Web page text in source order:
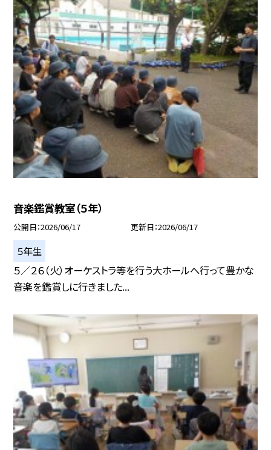
音楽鑑賞教室（５年）
公開日 2026/06/17 更新日 2026/06/17
５年生
５／２６（火）オーケストラ等を行う大ホールへ行って豊かな
音楽を鑑賞しに行きました...